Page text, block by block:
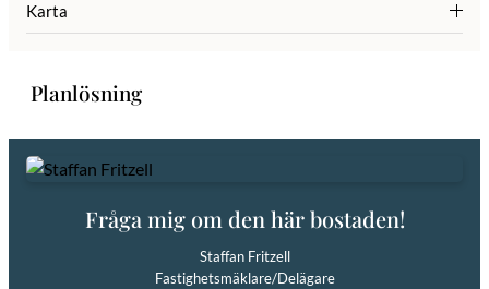
Planlösning
Fråga mig om den här bostaden!
Staffan Fritzell
Fastighetsmäklare/Delägare
Karta